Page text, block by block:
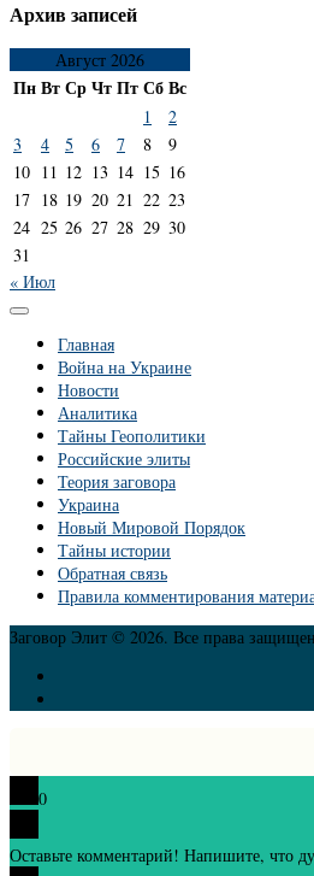
Архив записей
Август 2026
ПнВтСрЧтПтСбВс
1
2
3
4 5 6 7 8
9
10 11 12 13 14 15 16
17 18 19 20 21 22 23
24 25 26 27 28 29 30
31
« Июл
Главная
Война на Украине
Новости
Аналитика
Тайны Геополитики
Российские элиты
Теория заговора
Украина
Новый Мировой Порядок
Тайны истории
Обратная связь
Правила комментирования
Заговор Элит © 2026. Все права
0
Оставьте комментарий! Напишите, что